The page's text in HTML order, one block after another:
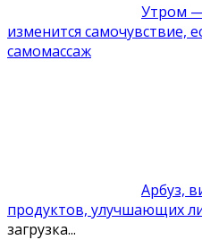
Утром
изменится самочувствие,
самомассаж
Арбуз,
продуктов, улучшающих
загрузка...